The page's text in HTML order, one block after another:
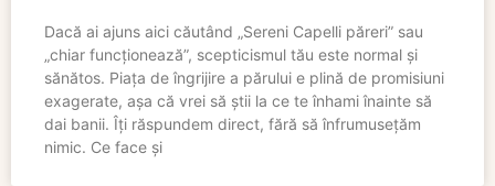
Dacă ai ajuns aici căutând „Sereni Capelli păreri” sau
„chiar funcționează”, scepticismul tău este normal și
sănătos. Piața de îngrijire a părului e plină de promisiuni
exagerate, așa că vrei să știi la ce te înhami înainte să
dai banii. Îți răspundem direct, fără să înfrumusețăm
nimic. Ce face și